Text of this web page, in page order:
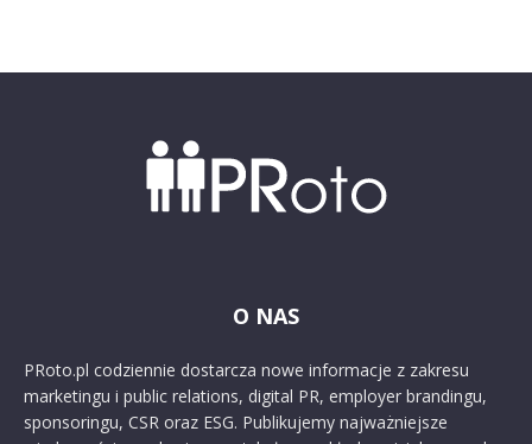
O NAS
PRoto.pl codziennie dostarcza nowe informacje z zakresu
marketingu i public relations, digital PR, employer brandingu,
sponsoringu, CSR oraz ESG. Publikujemy najważniejsze